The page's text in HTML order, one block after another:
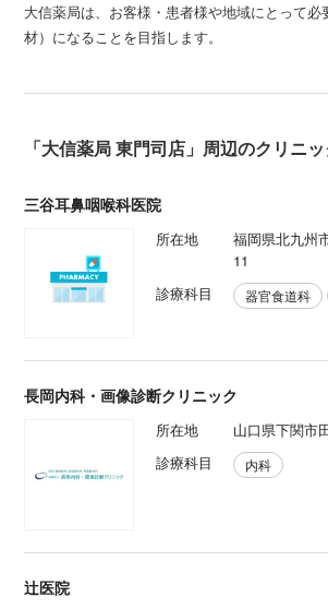
大信薬局は、お客様・患者様や地域にとって必
材）になることを目指します。
「大信薬局 東門司店」周辺のクリニ
三谷耳鼻咽喉科医院
所在地
福岡県北九州
11
診療科目
器官食道科
長岡内科・画像診断クリニック
所在地
山口県下関市
診療科目
内科
辻医院